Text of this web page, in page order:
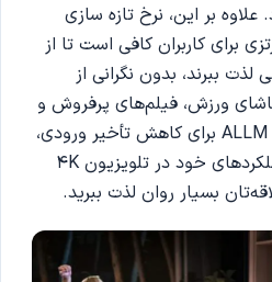
بر این، نرخ تازه سازی
نمایش سریع 60 هرتزی برای کاربران کافی است تا از
ببرند، بدون نگرانی از
ورزش، فیلم‌های پرفروش و
غیره. با دو فناوری HGiG و ALLM برای کاهش تأخیر ورودی،
تشخیص دقیق و سریع عملکردهای خود در تلویزیون 4K
بسیار روان لذت ببرید.